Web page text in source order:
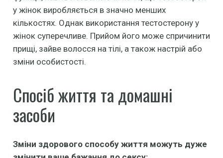
у жінок виробляється в значно менших
кількостях. Однак використання тестостерону у
жінок суперечливе. Прийом його може спричинити
прищі, зайве волосся на тілі, а також настрій або
зміни особистості.
Спосіб життя та домашні
засоби
Зміни здорового способу життя можуть дуже